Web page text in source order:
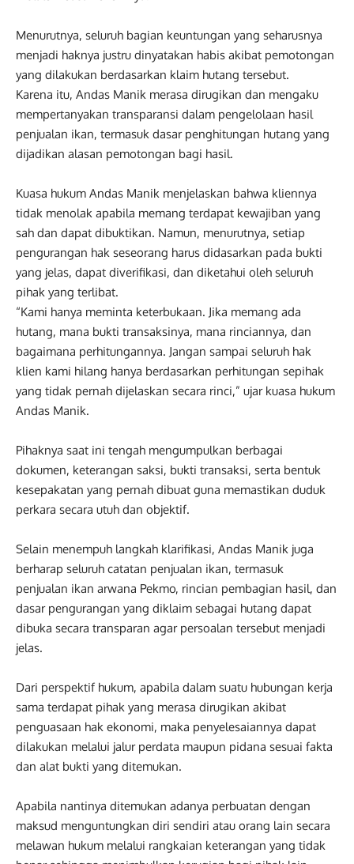
Menurutnya, seluruh bagian keuntungan yang seharusnya
menjadi haknya justru dinyatakan habis akibat pemotongan
yang dilakukan berdasarkan klaim hutang tersebut.
Karena itu, Andas Manik merasa dirugikan dan mengaku
mempertanyakan transparansi dalam pengelolaan hasil
penjualan ikan, termasuk dasar penghitungan hutang yang
dijadikan alasan pemotongan bagi hasil.
Kuasa hukum Andas Manik menjelaskan bahwa kliennya
tidak menolak apabila memang terdapat kewajiban yang
sah dan dapat dibuktikan. Namun, menurutnya, setiap
pengurangan hak seseorang harus didasarkan pada bukti
yang jelas, dapat diverifikasi, dan diketahui oleh seluruh
pihak yang terlibat.
“Kami hanya meminta keterbukaan. Jika memang ada
hutang, mana bukti transaksinya, mana rinciannya, dan
bagaimana perhitungannya. Jangan sampai seluruh hak
klien kami hilang hanya berdasarkan perhitungan sepihak
yang tidak pernah dijelaskan secara rinci,” ujar kuasa hukum
Andas Manik.
Pihaknya saat ini tengah mengumpulkan berbagai
dokumen, keterangan saksi, bukti transaksi, serta bentuk
kesepakatan yang pernah dibuat guna memastikan duduk
perkara secara utuh dan objektif.
Selain menempuh langkah klarifikasi, Andas Manik juga
berharap seluruh catatan penjualan ikan, termasuk
penjualan ikan arwana Pekmo, rincian pembagian hasil, dan
dasar pengurangan yang diklaim sebagai hutang dapat
dibuka secara transparan agar persoalan tersebut menjadi
jelas.
Dari perspektif hukum, apabila dalam suatu hubungan kerja
sama terdapat pihak yang merasa dirugikan akibat
penguasaan hak ekonomi, maka penyelesaiannya dapat
dilakukan melalui jalur perdata maupun pidana sesuai fakta
dan alat bukti yang ditemukan.
Apabila nantinya ditemukan adanya perbuatan dengan
maksud menguntungkan diri sendiri atau orang lain secara
melawan hukum melalui rangkaian keterangan yang tidak